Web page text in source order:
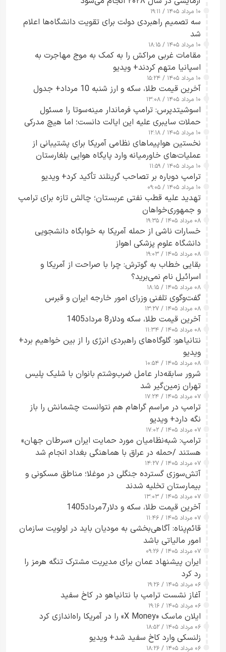
۱۰ مرداد ۱۴۰۵ / ۱۹:۱۱
سه تصمیم راهبردی دولت برای تقویت دانشگاه‌ها اعلام
شد
۱۰ مرداد ۱۴۰۵ / ۱۸:۱۵
مقامات غربی مراکش را به کمک به موج مهاجرت به
اسپانیا متهم کردند+ ویدیو
۱۰ مرداد ۱۴۰۵ / ۱۵:۲۴
آخرین قیمت طلا، سکه و ارز شنبه 10 مرداد+ جدول
۱۰ مرداد ۱۴۰۵ / ۱۳:۰۸
اسوشیتدپرس: ترامپ فرماندار مینه‌سوتا را مسئول
حملات سایبری علیه این ایالت دانست؛ اما هیچ مدرکی
ارائه نکرد
۱۰ مرداد ۱۴۰۵ / ۱۲:۱۸
نخستین هواپیماهای نظامی آمریکا برای پشتیبانی از
عملیات‌های خاورمیانه وارد پایگاه هوایی بلغارستان
شدند
۱۰ مرداد ۱۴۰۵ / ۱۱:۵۹
ترامپ دوباره بر تصاحب گرینلند تأکید کرد+ ویدیو
۱۰ مرداد ۱۴۰۵ / ۰۹:۰۵
تهدید علیه قطب نفتی عربستان؛ چالش تازه برای ترامپ
و جمهوری‌خواهان
۰۸ مرداد ۱۴۰۵ / ۱۹:۳۵
خسارات ناشی از حمله آمریکا به خوابگاه دانشجویی
دانشگاه علوم پزشکی اهواز
۰۸ مرداد ۱۴۰۵ / ۱۹:۰۳
بقایی خطاب به گوترش: چرا با صراحت از آمریکا و
اسرائیل نام نمی‌برید؟
۰۸ مرداد ۱۴۰۵ / ۱۸:۱۵
گفت‌وگوی تلفنی وزرای امور خارجه ایران و قبرس
۰۸ مرداد ۱۴۰۵ / ۱۳:۲۷
آخرین قیمت طلا، سکه ودلار8 مرداد1405
۰۸ مرداد ۱۴۰۵ / ۱۱:۳۴
نتانیاهو: گلوگاه‌های راهبردی انرژی را از بین خواهیم برد+
ویدیو
۰۸ مرداد ۱۴۰۵ / ۱۰:۵۴
شرور سابقه‌دار عامل ضرب‌وشتم بانوان با شلیک پلیس
تهران زمین‌گیر شد
۰۷ مرداد ۱۴۰۵ / ۱۷:۲۴
ترامپ در مراسم گراهام هم نتوانست چشمانش را باز
نگه دارد+ ویدیو
۰۷ مرداد ۱۴۰۵ / ۱۷:۰۲
ترامپ: شبه‌نظامیان مورد حمایت ایران «سرطان جهان»
هستند /حمله در عراق با هماهنگی بغداد انجام شد
۰۷ مرداد ۱۴۰۵ / ۱۴:۲۷
آتش‌سوزی گسترده جنگلی در موغلا؛ مناطق مسکونی و
بیمارستان تخلیه شدند
۰۷ مرداد ۱۴۰۵ / ۱۳:۰۳
آخرین قیمت طلا، سکه و دلار7مرداد1405
۰۷ مرداد ۱۴۰۵ / ۱۱:۴۶
قائم‌پناه: آگاهی‌بخشی به مودیان باید در اولویت سازمان
امور مالیاتی باشد
۰۷ مرداد ۱۴۰۵ / ۰۹:۲۶
ایران پیشنهاد عمان برای مدیریت مشترک تنگه هرمز را
رد کرد
۰۶ مرداد ۱۴۰۵ / ۱۹:۲۶
آغاز نشست ترامپ با نتانیاهو در کاخ سفید
۰۶ مرداد ۱۴۰۵ / ۱۹:۱۶
ایلان ماسک «X Money» را در آمریکا راه‌اندازی کرد
۰۶ مرداد ۱۴۰۵ / ۱۸:۵۲
زلنسکی وارد کاخ سفید شد+ ویدیو
۰۶ مرداد ۱۴۰۵ / ۱۸:۲۶